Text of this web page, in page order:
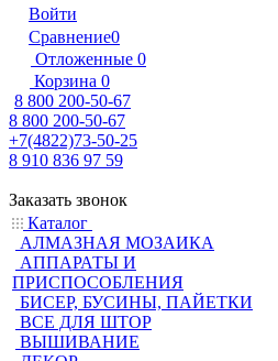
Войти
Сравнение0
Отложенные 0
Корзина 0
8 800 200-50-67
8 800 200-50-67
+7(4822)73-50-25
8 910 836 97 59
Заказать звонок
Каталог
АЛМАЗНАЯ МОЗАИКА
АППАРАТЫ И
ПРИСПОСОБЛЕНИЯ
БИСЕР, БУСИНЫ, ПАЙЕТКИ
ВСЕ ДЛЯ ШТОР
ВЫШИВАНИЕ